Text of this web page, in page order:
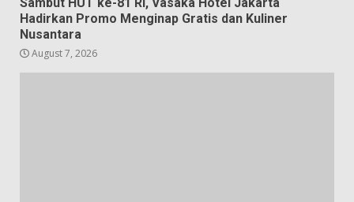
Hadirkan Promo Menginap Gratis dan Kuliner
Nusantara
August 7, 2026